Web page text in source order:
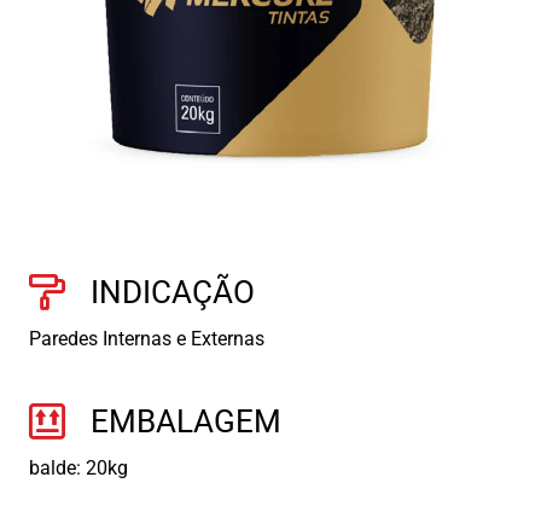
INDICAÇÃO
Paredes Internas e Externas
EMBALAGEM
balde: 20kg